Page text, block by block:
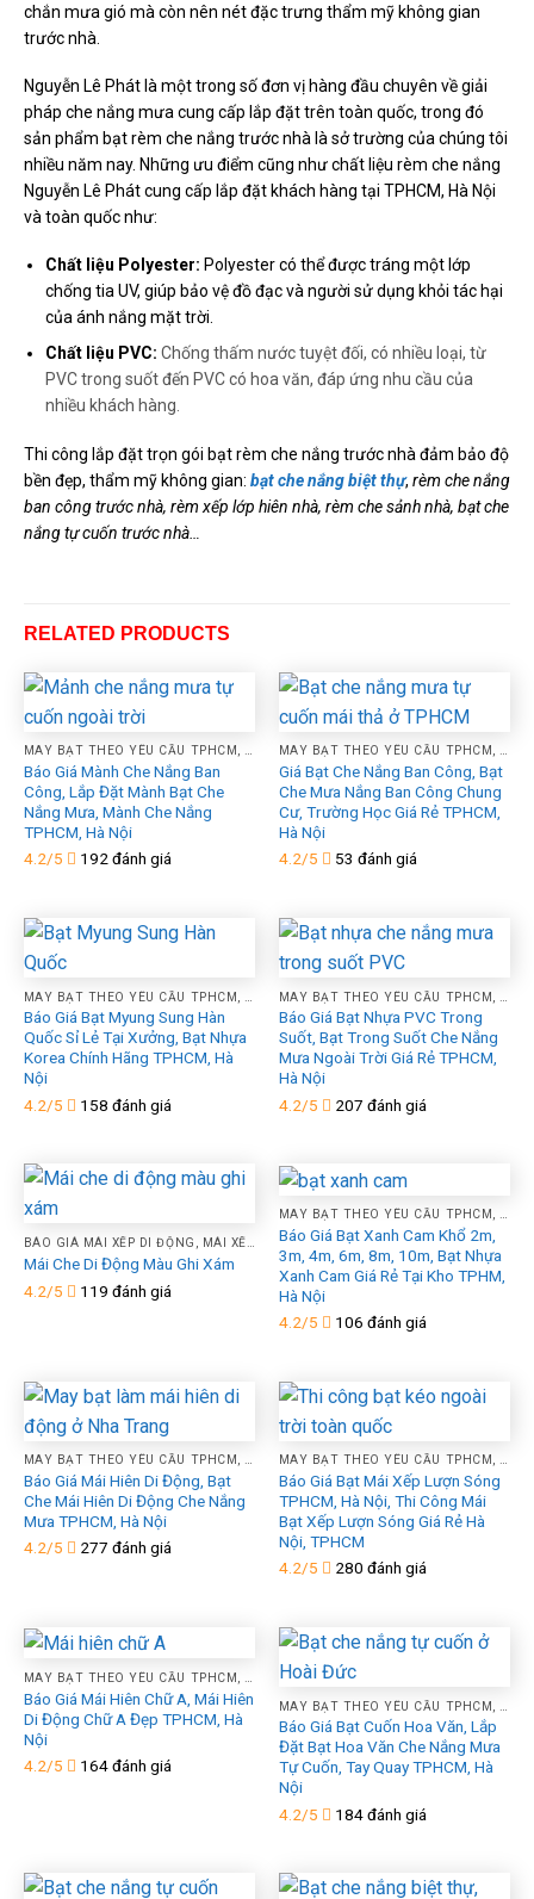
chắn mưa gió mà còn nên nét đặc trưng thẩm mỹ không gian
trước nhà.
Nguyễn Lê Phát là một trong số đơn vị hàng đầu chuyên về giải
pháp che nắng mưa cung cấp lắp đặt trên toàn quốc, trong đó
sản phẩm bạt rèm che nắng trước nhà là sở trường của chúng tôi
nhiều năm nay. Những ưu điểm cũng như chất liệu rèm che nắng
Nguyễn Lê Phát cung cấp lắp đặt khách hàng tại TPHCM, Hà Nội
và toàn quốc như:
Chất liệu Polyester: Polyester có thể được tráng một lớp
chống tia UV, giúp bảo vệ đồ đạc và người sử dụng khỏi tác hại
của ánh nắng mặt trời.
Chất liệu PVC: Chống thấm nước tuyệt đối,có nhiều loại, từ
PVC trong suốt đến PVC có hoa văn, đáp ứng nhu cầu của
nhiều khách hàng.
Thi công lắp đặt trọn gói bạt rèm che nắng trước nhà đảm bảo độ
bền đẹp, thẩm mỹ không gian: bạt che nắng biệt thự, rèm che nắng
ban công trước nhà, rèm xếp lớp hiên nhà, rèm che sảnh nhà, bạt che
nắng tự cuốn trước nhà…
RELATED PRODUCTS
MAY BẠT THEO YÊU CẦU TPHCM, HÀ NỘI, XƯỞNG GIA CÔNG ÉP VẢI BẠT MÁI HIÊN MÁI XẾP THEO YÊU CẦU
Báo Giá Mành Che Nắng Ban
Công, Lắp Đặt Mành Bạt Che
Nắng Mưa, Mành Che Nắng
TPHCM, Hà Nội
4.2/5
192 đánh giá
MAY BẠT THEO YÊU CẦU TPHCM, HÀ NỘI, XƯỞNG GIA CÔNG ÉP VẢI BẠT MÁI HIÊN MÁI XẾP THEO YÊU CẦU
Giá Bạt Che Nắng Ban Công, Bạt
Che Mưa Nắng Ban Công Chung
Cư, Trường Học Giá Rẻ TPHCM,
Hà Nội
4.2/5
53 đánh giá
Báo Giá Bạt Myung Sung Hàn
Quốc Sỉ Lẻ Tại Xưởng, Bạt Nhựa
Korea Chính Hãng TPHCM, Hà
Nội
4.2/5
158 đánh giá
Báo Giá Bạt Nhựa PVC Trong
Suốt, Bạt Trong Suốt Che Nắng
Mưa Ngoài Trời Giá Rẻ TPHCM,
Hà Nội
4.2/5
207 đánh giá
Mái Che Di Động Màu Ghi Xám
4.2/5
119 đánh giá
Báo Giá Bạt Xanh Cam Khổ 2m,
3m, 4m, 6m, 8m, 10m, Bạt Nhựa
Xanh Cam Giá Rẻ Tại Kho TPHM,
Hà Nội
4.2/5
106 đánh giá
MAY BẠT THEO YÊU CẦU TPHCM, HÀ NỘI, XƯỞNG GIA CÔNG ÉP VẢI BẠT MÁI HIÊN MÁI XẾP THEO YÊU CẦU
Báo Giá Mái Hiên Di Động, Bạt
Che Mái Hiên Di Động Che Nắng
Mưa TPHCM, Hà Nội
4.2/5
277 đánh giá
MAY BẠT THEO YÊU CẦU TPHCM, HÀ NỘI, XƯỞNG GIA CÔNG ÉP VẢI BẠT MÁI HIÊN MÁI XẾP THEO YÊU CẦU
Báo Giá Bạt Mái Xếp Lượn Sóng
TPHCM, Hà Nội, Thi Công Mái
Bạt Xếp Lượn Sóng Giá Rẻ Hà
Nội, TPHCM
4.2/5
280 đánh giá
Báo Giá Mái Hiên Chữ A, Mái Hiên
Di Động Chữ A Đẹp TPHCM, Hà
Nội
4.2/5
164 đánh giá
Báo Giá Bạt Cuốn Hoa Văn, Lắp
Đặt Bạt Hoa Văn Che Nắng Mưa
Tự Cuốn, Tay Quay TPHCM, Hà
Nội
4.2/5
184 đánh giá